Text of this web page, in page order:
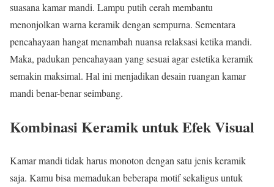
suasana kamar mandi. Lampu putih cerah membantu
menonjolkan warna keramik dengan sempurna. Sementara
pencahayaan hangat menambah nuansa relaksasi ketika mandi.
Maka, padukan pencahayaan yang sesuai agar estetika keramik
semakin maksimal. Hal ini menjadikan desain ruangan kamar
mandi benar-benar seimbang.
Kombinasi Keramik untuk Efek Visual
Kamar mandi tidak harus monoton dengan satu jenis keramik
saja. Kamu bisa memadukan beberapa motif sekaligus untuk